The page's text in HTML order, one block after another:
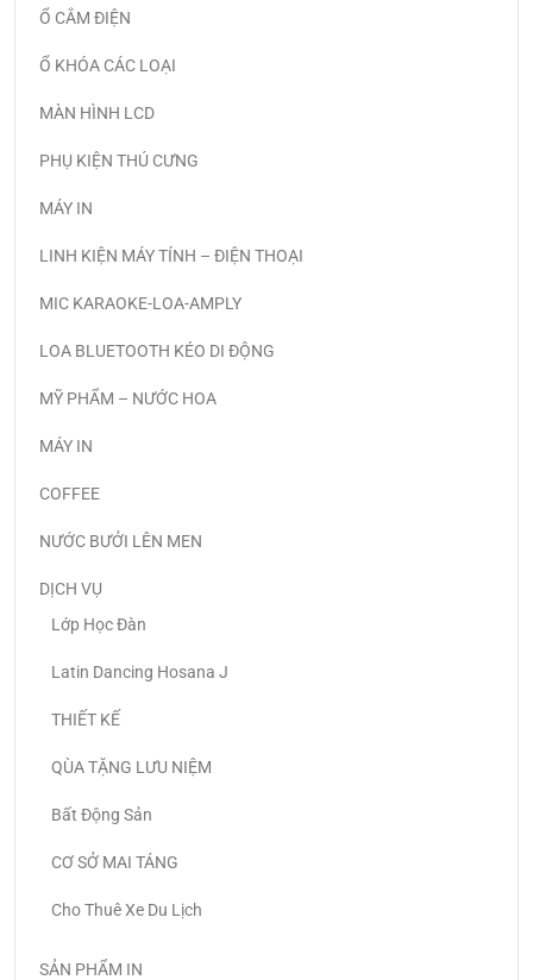
Ổ CẮM ĐIỆN
Ổ KHÓA CÁC LOẠI
MÀN HÌNH LCD
PHỤ KIỆN THÚ CƯNG
MÁY IN
LINH KIỆN MÁY TÍNH – ĐIỆN THOẠI
MIC KARAOKE-LOA-AMPLY
LOA BLUETOOTH KÉO DI ĐỘNG
MỸ PHẨM – NƯỚC HOA
MÁY IN
COFFEE
NƯỚC BƯỞI LÊN MEN
DỊCH VỤ
Lớp Học Đàn
Latin Dancing Hosana J
THIẾT KẾ
QÙA TẶNG LƯU NIỆM
Bất Động Sản
CƠ SỞ MAI TÁNG
Cho Thuê Xe Du Lịch
SẢN PHẨM IN